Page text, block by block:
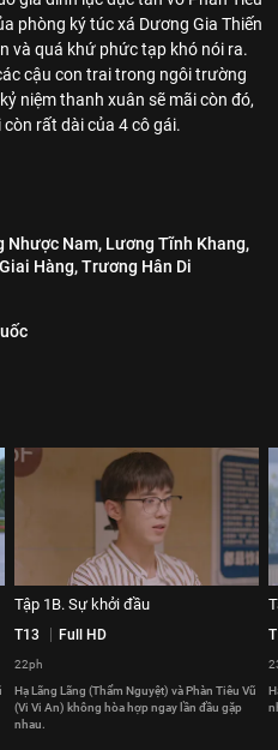
phòng ký túc xá Dương Gia Thiến
và quá khứ phức tạp khó nói ra.
cậu con trai trong ngôi trường
niệm thanh xuân sẽ mãi còn đó,
rất dài của 4 cô gái.
Nhược Nam, Lương Tĩnh Khang,
Hàng,Trương Hân Di
Tập 1B. Sự khởi đầu
T13 Full HD
22ph
Hạ Lãng Lãng (Thẩm Nguyệt) và Phàn Tiêu Vũ
(Vi Vi An) không hòa hợp ngay lần đầu gặp
nhau.